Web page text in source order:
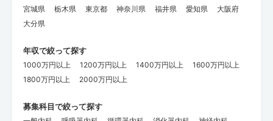
宮城県 栃木県 東京都 神奈川県 福井県 愛知県
大阪府
大分県
年収で絞って探す
1000万円以上 1200万円以上 1400万円以上
1600万円以上
1800万円以上
2000万円以上
募集科目で絞って探す